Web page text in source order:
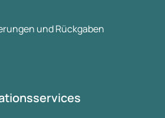
und Rückgaben